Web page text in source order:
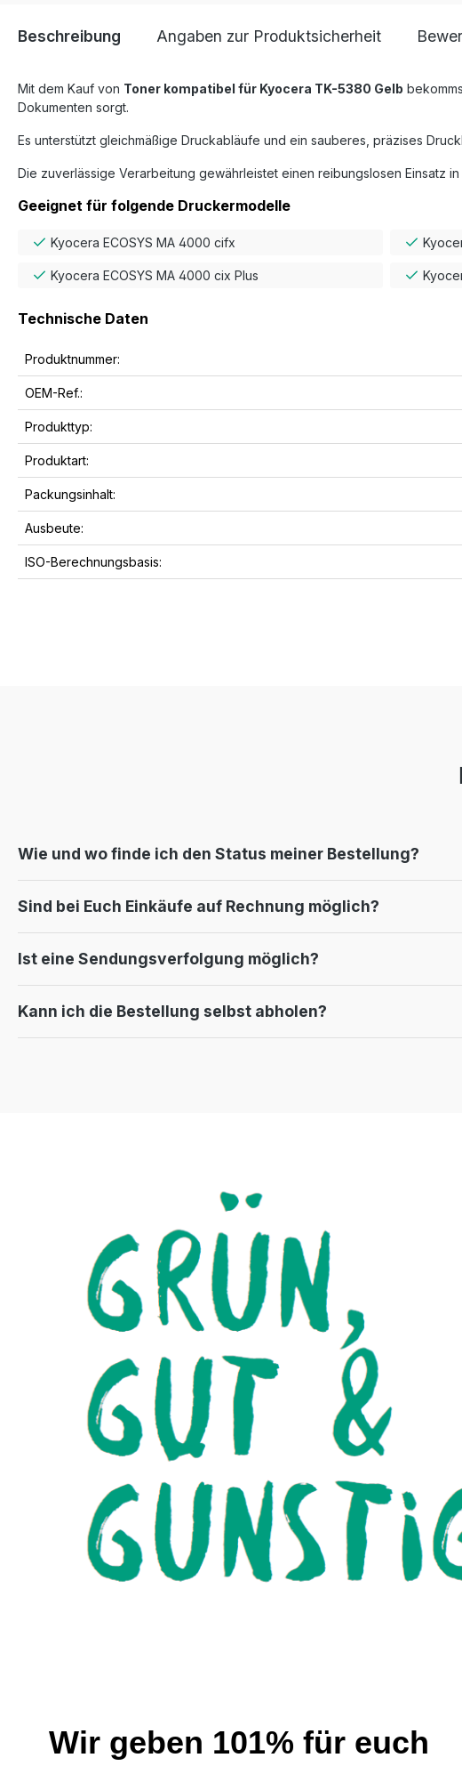
Beschreibung Angaben zur Produktsicherheit
Mit dem Kauf von Toner kompatibel für Kyocera TK-5380 Gelb
Dokumenten sorgt.
Es unterstützt gleichmäßige Druckabläufe und ein sauberes, präzises
Die zuverlässige Verarbeitung gewährleistet einen reibungslosen Einsatz
Geeignet für folgende Druckermodelle
Kyocera ECOSYS MA 4000 cifx
Kyocera ECOSYS MA 4000 cix Plus
Technische Daten
Produktnummer:
OEM-Ref.:
Produkttyp:
Produktart:
Packungsinhalt:
Ausbeute:
ISO-Berechnungsbasis:
Wie und wo finde ich den Status meiner Bestellung?
Sind bei Euch Einkäufe auf Rechnung möglich?
Ist eine Sendungsverfolgung möglich?
Kann ich die Bestellung selbst abholen?
Wir geben 101% für euch